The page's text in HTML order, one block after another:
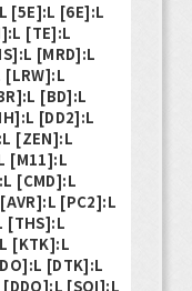
[5E]:L [6E]:L
[TE]:L
[MRD]:L
[LRW]:L
[BD]:L
[DD2]:L
[ZEN]:L
[M11]:L
[CMD]:L
[PC2]:L
[THS]:L
[KTK]:L
[DTK]:L
[SOI]:L